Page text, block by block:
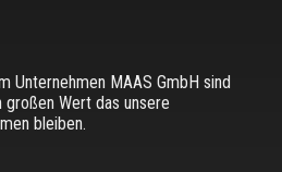
Unternehmen MAAS GmbH sind
Wert das unsere
bleiben.